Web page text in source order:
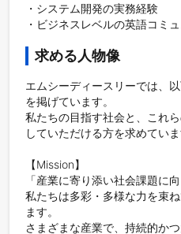
・システム開発の実務経験
・ビジネスレベルの英語コミ
求める人物像
エムシーディースリーでは、
を掲げています。
私たちの目指す社会と、これ
していただける方を求めていま
【Mission】
「産業に寄り添い社会課題に
私たちは多彩・多様な力を束
ます。
さまざまな産業で、持続的か